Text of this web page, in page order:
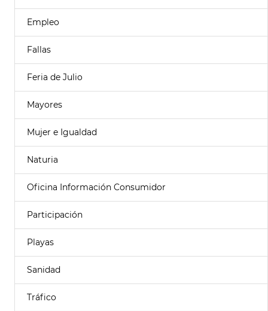
Empleo
Fallas
Feria de Julio
Mayores
Mujer e Igualdad
Naturia
Oficina Información Consumidor
Participación
Playas
Sanidad
Tráfico